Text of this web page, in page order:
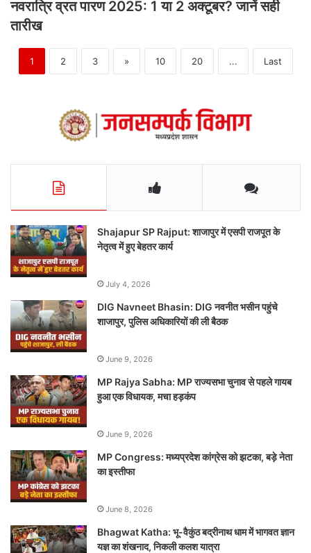
नवरात्रि व्रत पारण 2025: 1 या 2 अक्टूबर? जानें सही
तारीख
1 2 3 » 10 20 ... Last
Shajapur SP Rajput: शाजापुर में एसपी राजपूत के
नेतृत्व में हुए बेहतर कार्य
July 4, 2026
DIG Navneet Bhasin: DIG नवनीत भसीन पहुंचे
शाजापुर, पुलिस अधिकारियों की ली बैठक
June 9, 2026
MP Rajya Sabha: MP राज्यसभा चुनाव से पहले गायब
हुआ एक विधायक, मचा हड़कंप
June 9, 2026
MP Congress: मध्यप्रदेश कांग्रेस को झटका, बड़े नेता
का इस्तीफा
June 8, 2026
Bhagwat Katha: भू-वैकुंठ बद्रीनाथ धाम में भागवत ज्ञान
यज्ञ का शंखनाद, निकली कलश यात्रा